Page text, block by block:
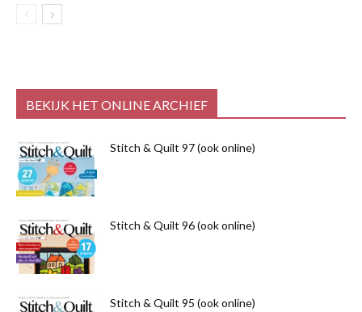
BEKIJK HET ONLINE ARCHIEF
Stitch & Quilt 97 (ook online)
Stitch & Quilt 96 (ook online)
Stitch & Quilt 95 (ook online)